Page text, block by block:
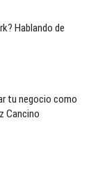
Hablando de
tu negocio como
Cancino